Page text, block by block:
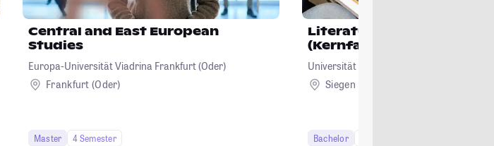
Central and East European
Studies
Europa-Universität Viadrina Frankfurt (Oder)
Frankfurt (Oder)
Master
4 Semester
Literatur, Kultur, Medien
(Kernfach)
Universität Siegen
Siegen
Bachelor